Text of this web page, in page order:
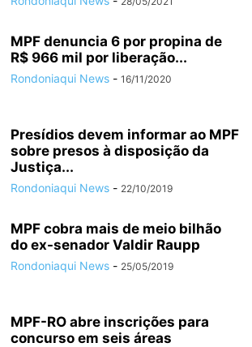
MPF denuncia 6 por propina de
R$ 966 mil por liberação...
Rondoniaqui News - 16/11/2020
Presídios devem informar ao MPF
sobre presos à disposição da
Justiça...
Rondoniaqui News - 22/10/2019
MPF cobra mais de meio bilhão
do ex-senador Valdir Raupp
Rondoniaqui News - 25/05/2019
MPF-RO abre inscrições para
concurso em seis áreas